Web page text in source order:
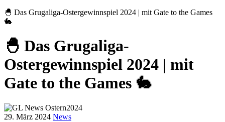
🐣 Das Grugaliga-Ostergewinnspiel 2024 | mit Gate to the Games
🐇
🐣 Das Grugaliga-
Ostergewinnspiel 2024 | mit
Gate to the Games 🐇
29. März 2024 News